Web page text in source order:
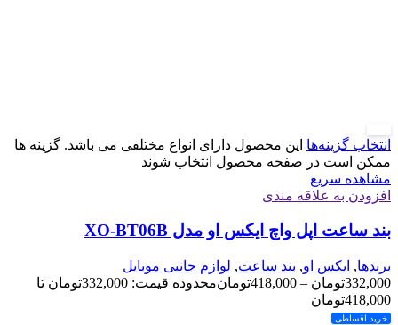
انتخاب گزینه‌ها این محصول دارای انواع مختلفی می باشد. گزینه ها
ممکن است در صفحه محصول انتخاب شوند
مشاهده سریع
افزودن به علاقه مندی
بند ساعت اپل واچ ایکس او مدل XO-BT06B
برندها, ایکس او, بند ساعت, لوازم جانبی موبایل
332,000تومان –
418,000تومان
محدوده قیمت: 332,000تومان تا
418,000تومان
خرید اقساطی